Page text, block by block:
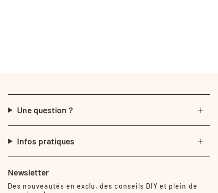
Une question ?
Infos pratiques
Newsletter
Des nouveautés en exclu, des conseils DIY et plein de